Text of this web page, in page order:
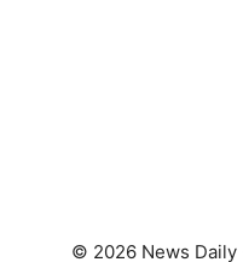
© 2026 News Daily